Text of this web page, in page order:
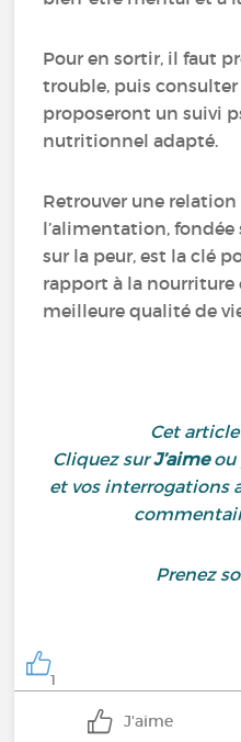
Pour en sortir, il faut
trouble, puis
proposeront un suivi
nutritionnel adapté.
Retrouver une
l’alimentation,
sur la peur, est la clé
rapport à la nourriture
meilleure qualité de
Cet article
Cliquez surJ’aimeou
et vos interrogations
Prenez
1
J'aime